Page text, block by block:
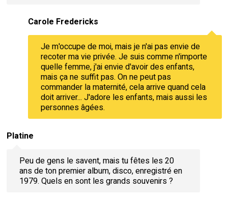
Carole Fredericks
Je m'occupe de moi, mais je n'ai pas envie de
recoter ma vie privée. Je suis comme n'importe
quelle femme, j'ai envie d'avoir des enfants,
mais ça ne suffit pas. On ne peut pas
commander la maternité, cela arrive quand cela
doit arriver... J'adore les enfants, mais aussi les
personnes âgées.
Platine
Peu de gens le savent, mais tu fêtes les 20
ans de ton premier album, disco, enregistré en
1979. Quels en sont les grands souvenirs ?